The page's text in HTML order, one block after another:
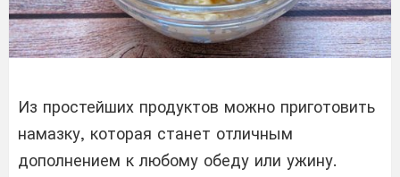
Из простейших продуктов можно приготовить
намазку, которая станет отличным
дополнением к любому обеду или ужину.